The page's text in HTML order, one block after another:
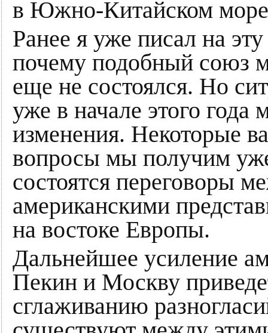
в Южно-Китайском
Ранее я уже писал на
почему подобный союз
еще не состоялся. Но
уже в начале этого
изменения. Некоторые
вопросы мы получим
состоятся переговоры
американскими
на востоке Европы.
Дальнейшее усиление
Пекин и Москву
сглаживанию